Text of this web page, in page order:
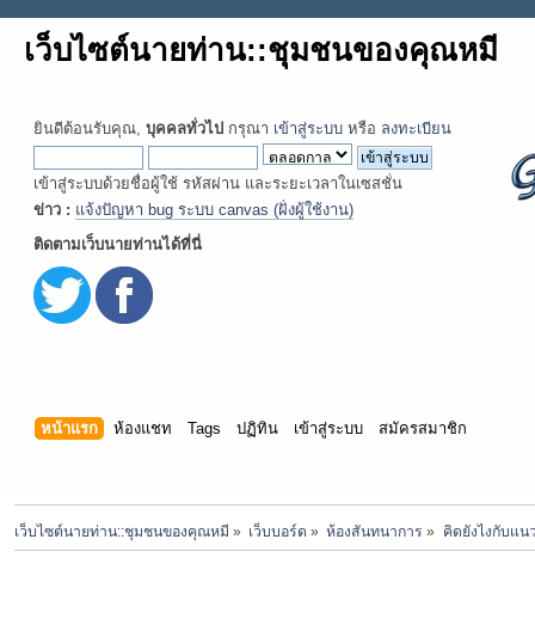
เว็บไซต์นายท่าน::ชุมชนของคุณหมี
ยินดีต้อนรับคุณ, บุคคลทั่วไป กรุณา เข้าสู่ระบบ หรือ ลงทะเบียน
เข้าสู่ระบบด้วยชื่อผู้ใช้ รหัสผ่าน และระยะเวลาในเซสชั่น
ข่าว : แจ้งปัญหา bug ระบบ canvas (ฝั่งผู้ใช้งาน)
ติดตามเว็บนายท่านได้ที่นี่
หน้าแรก ห้องแชท Tags ปฏิทิน เข้าสู่ระบบ สมัครสมาชิก
เว็บไซต์นายท่าน::ชุมชนของคุณหมี » เว็บบอร์ด » ห้องสันทนาการ » คิดยังไงกับแ